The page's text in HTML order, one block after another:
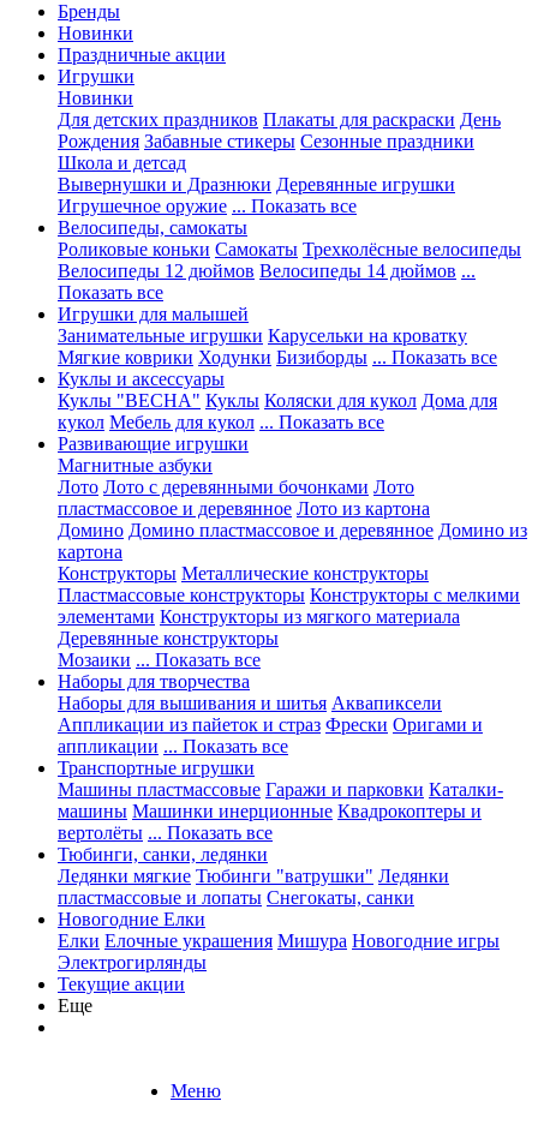
Бренды
Новинки
Праздничные акции
Игрушки
Новинки
Для детских праздников Плакаты для раскраски День
Рождения Забавные стикеры Сезонные праздники
Школа и детсад
Вывернушки и Дразнюки Деревянные игрушки
Игрушечное оружие ... Показать все
Велосипеды, самокаты
Роликовые коньки Самокаты Трехколёсные велосипеды
Велосипеды 12 дюймов Велосипеды 14 дюймов ...
Показать все
Игрушки для малышей
Занимательные игрушки Карусельки на кроватку
Мягкие коврики Ходунки Бизиборды ... Показать все
Куклы и аксессуары
Куклы "ВЕСНА" Куклы Коляски для кукол Дома для
кукол Мебель для кукол ... Показать все
Развивающие игрушки
Магнитные азбуки
Лото Лото с деревянными бочонками Лото
пластмассовое и деревянное Лото из картона
Домино Домино пластмассовое и деревянное Домино из
картона
Конструкторы Металлические конструкторы
Пластмассовые конструкторы Конструкторы с мелкими
элементами Конструкторы из мягкого материала
Деревянные конструкторы
Мозаики ... Показать все
Наборы для творчества
Наборы для вышивания и шитья Аквапиксели
Аппликации из пайеток и страз Фрески Оригами и
аппликации ... Показать все
Транспортные игрушки
Машины пластмассовые Гаражи и парковки Каталки-
машины Машинки инерционные Квадрокоптеры и
вертолёты ... Показать все
Тюбинги, санки, ледянки
Ледянки мягкие Тюбинги "ватрушки" Ледянки
пластмассовые и лопаты Снегокаты, санки
Новогодние Елки
Елки Елочные украшения Мишура Новогодние игры
Электрогирлянды
Текущие акции
Еще
Меню